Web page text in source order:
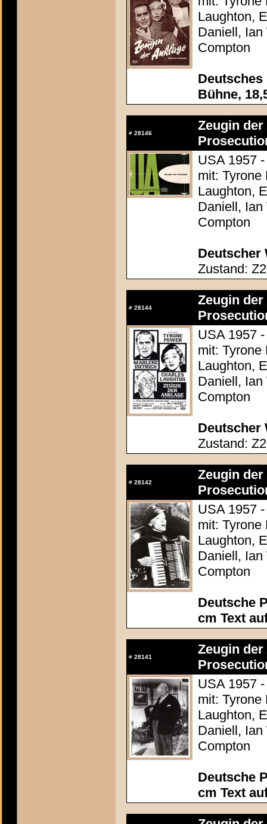
Laughton,
Daniell, Ian
Compton
Bühne,
# 28146
Zeugin
USA 1957
mit: Tyrone
Laughton,
Daniell, Ian
Compton
Deutscher
Zustand: Z2
# 28144
Zeugin
USA 1957
mit: Tyrone
Laughton,
Daniell, Ian
Compton
Deutscher
Zustand: Z2
# 28142
Zeugin
USA 1957
mit: Tyrone
Laughton,
Daniell, Ian
Compton
Deutsche
cm Text
# 28141
Zeugin
USA 1957
mit: Tyrone
Laughton,
Daniell, Ian
Compton
Deutsche
cm Text